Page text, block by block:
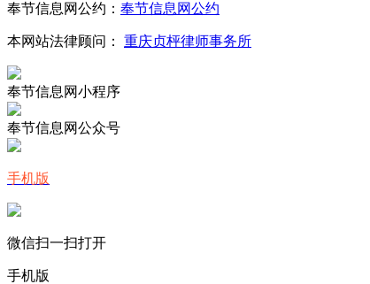
奉节信息网公约： 奉节信息网公约
本网站法律顾问： 重庆贞枰律师事务所
奉节信息网小程序
奉节信息网公众号
手机版
微信扫一扫打开
手机版